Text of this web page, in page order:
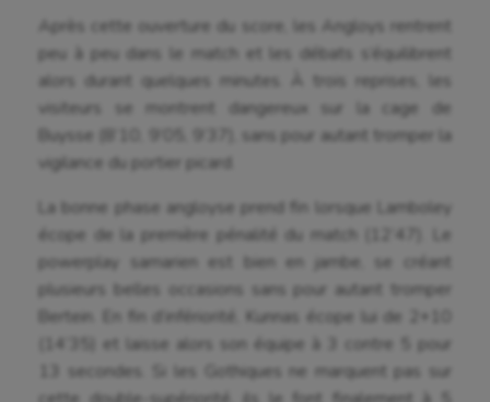
Après cette ouverture du score, les Angloys rentrent
peu à peu dans le match et les débats s’équilibrent
alors durant quelques minutes. À trois reprises, les
visiteurs se montrent dangereux sur la cage de
Buysse (8’10, 9’05, 9’37), sans pour autant tromper la
vigilance du portier picard.
La bonne phase angloyse prend fin lorsque Lamboley
écope de la première pénalité du match (12’47). Le
powerplay samarien est bien en jambe, se créant
plusieurs belles occasions sans pour autant tromper
Bertein. En fin d’infériorité, Kunnas écope lui de 2+10
(14’35) et laisse alors son équipe à 3 contre 5 pour
13 secondes. Si les Gothiques ne marquent pas sur